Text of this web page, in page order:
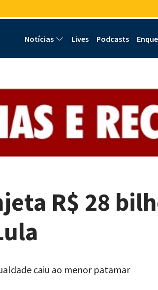
Notícias Lives Podcasts
R$ 28
caiu ao menor patamar